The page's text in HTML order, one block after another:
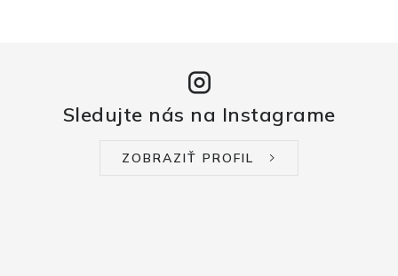
Sledujte nás na Instagrame
ZOBRAZIŤ PROFIL